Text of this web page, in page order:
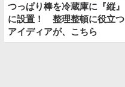
つっぱり棒を冷蔵庫に『縦』
に設置！ 整理整頓に役立つ
アイディアが、こちら